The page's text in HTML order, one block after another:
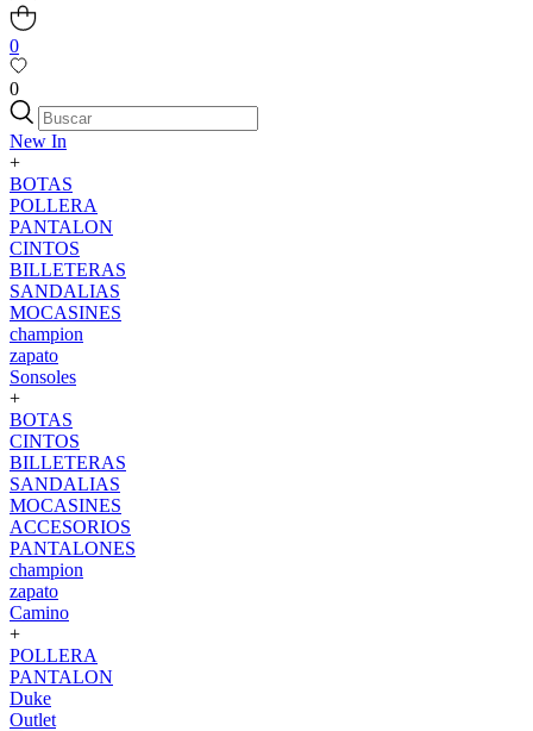
0
0
New In
+
BOTAS
POLLERA
PANTALON
CINTOS
BILLETERAS
SANDALIAS
MOCASINES
champion
zapato
Sonsoles
+
BOTAS
CINTOS
BILLETERAS
SANDALIAS
MOCASINES
ACCESORIOS
PANTALONES
champion
zapato
Camino
+
POLLERA
PANTALON
Duke
Outlet